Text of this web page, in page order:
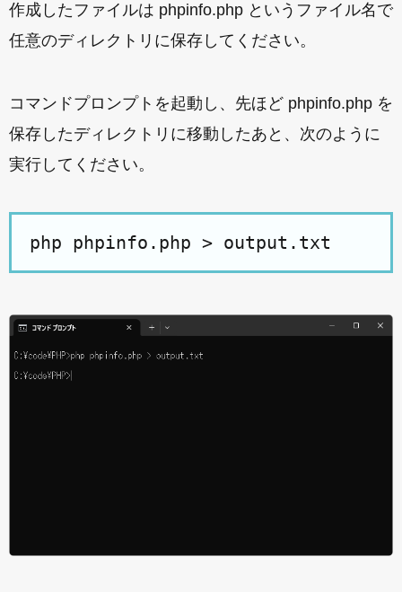
作成したファイルは phpinfo.php というファイル名で
任意のディレクトリに保存してください。
コマンドプロンプトを起動し、先ほど phpinfo.php を
保存したディレクトリに移動したあと、次のように
実行してください。